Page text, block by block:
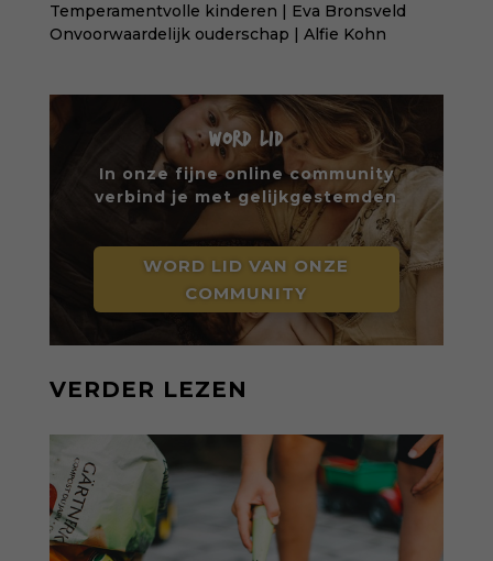
Temperamentvolle kinderen | Eva Bronsveld
Onvoorwaardelijk ouderschap | Alfie Kohn
WORD LID
In onze fijne online community
verbind je met gelijkgestemden
WORD LID VAN ONZE
COMMUNITY
VERDER LEZEN